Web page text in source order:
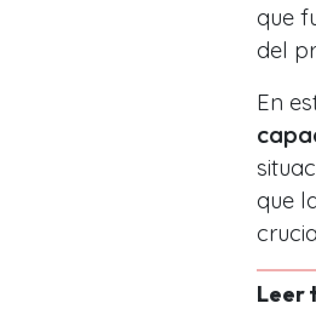
que
del
En
que
Leer